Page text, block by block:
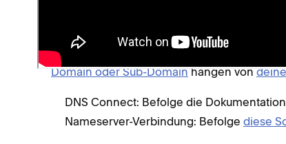
In dieser Anleitung wird erläutert, wie du
weiterleiten kannst. Die Schritte zum
Domain oder Sub-Domain hängen von
DNS Connect: Befolge die
Nameserver-Verbindung: Befolge diese